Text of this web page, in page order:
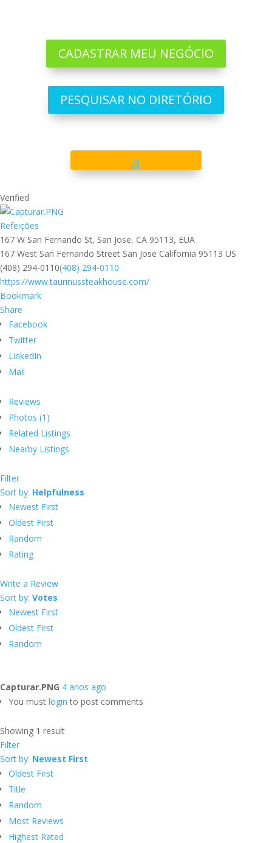
CADASTRAR MEU NEGÓCIO
PESQUISAR NO DIRETÓRIO
Verified
Refeições
167 W San Fernando St, San Jose, CA 95113, EUA
167 West San Fernando Street San Jose California 95113 US
(408) 294-0110(408) 294-0110
https://www.taurinussteakhouse.com/
Bookmark
Share
Facebook
Twitter
LinkedIn
Mail
Reviews
Photos (1)
Related Listings
Nearby Listings
Filter
Sort by: Helpfulness
Newest First
Oldest First
Random
Rating
Write a Review
Sort by: Votes
Newest First
Oldest First
Random
Capturar.PNG 4 anos ago
You must login to post comments
Showing 1 result
Filter
Sort by: Newest First
Oldest First
Title
Random
Most Reviews
Highest Rated